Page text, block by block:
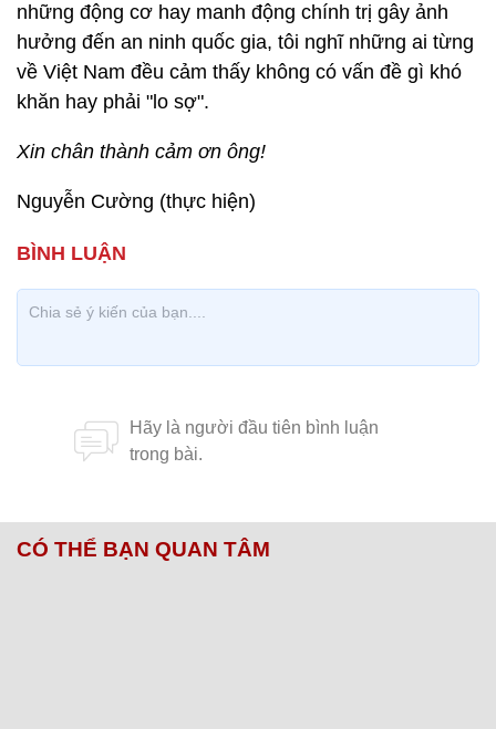
những động cơ hay manh động chính trị gây ảnh
hưởng đến an ninh quốc gia, tôi nghĩ những ai từng
về Việt Nam đều cảm thấy không có vấn đề gì khó
khăn hay phải "lo sợ".
Xin chân thành cảm ơn ông!
Nguyễn Cường (thực hiện)
CÓ THỂ BẠN QUAN TÂM